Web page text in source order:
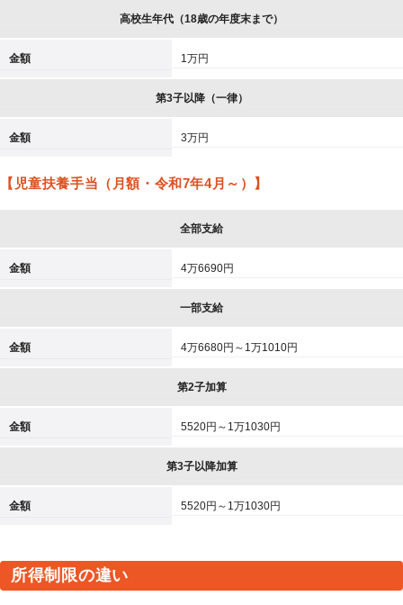
高校生年代（18歳の年度末まで）
金額 1万円
第3子以降（一律）
金額 3万円
【児童扶養手当（月額・令和7年4月～）】
全部支給
金額 4万6690円
一部支給
金額 4万6680円～1万1010円
第2子加算
金額 5520円～1万1030円
第3子以降加算
金額 5520円～1万1030円
所得制限の違い